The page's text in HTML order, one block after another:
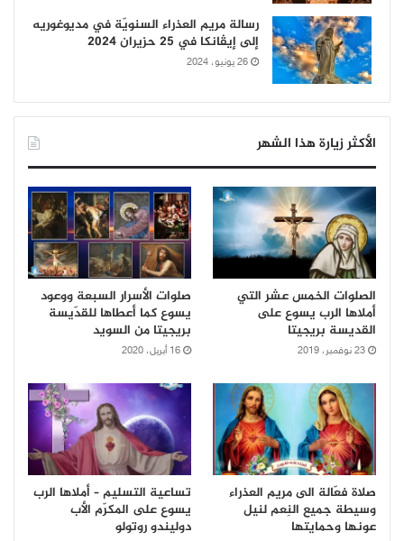
رسالة مريم العذراء السنويّة في مديوغوريه
إلى إيڤانكا في 25 حزيران 2024
26 يونيو، 2024
الأكثر زيارة هذا الشهر
الصلوات الخمس عشر التي
أملاها الرب يسوع على
القديسة بريجيتا
23 نوفمبر، 2019
صلوات الأسرار السبعة ووعود
يسوع كما أعطاها للقدّيسة
بريجيتا من السويد
16 أبريل، 2020
صلاة فعّالة الى مريم العذراء
وسيطة جميع النِعم لنيل
عونها وحمايتها
تساعية التسليم – أملاها الرب
يسوع على المكرّم الأب
دوليندو روتولو